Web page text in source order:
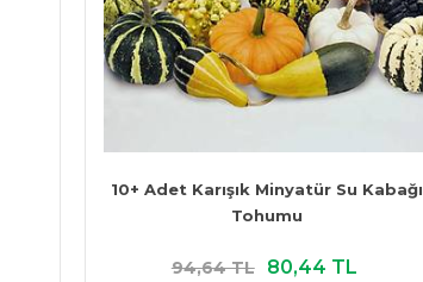
10+ Adet Karışık Minyatür Su Kabağı
Tohumu
94,64 TL 80,44 TL